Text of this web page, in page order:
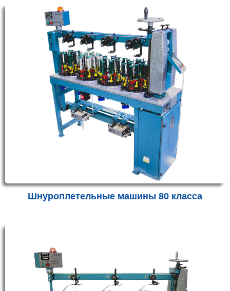
Шнуроплетельные машины 80 класса